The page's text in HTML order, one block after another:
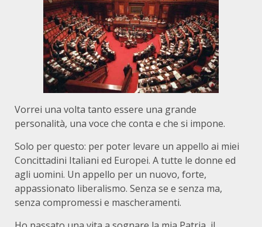
Vorrei una volta tanto essere una grande
personalità, una voce che conta e che si impone.
Solo per questo: per poter levare un appello ai miei
Concittadini Italiani ed Europei. A tutte le donne ed
agli uomini. Un appello per un nuovo, forte,
appassionato liberalismo. Senza se e senza ma,
senza compromessi e mascheramenti.